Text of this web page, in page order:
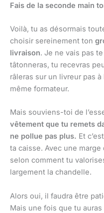
Fais de la seconde main
Voilà, tu as désormais
choisir sereinement ton
livraison. Je ne vais pas
tâtonneras, tu recevras
râleras sur un livreur pas à
même formateur.
Mais souviens-toi de
vêtement que tu remets
ne pollue pas plus. Et
ta caisse. Avec une
selon comment tu
largement la chandelle.
Alors oui, il faudra être
Mais une fois que tu